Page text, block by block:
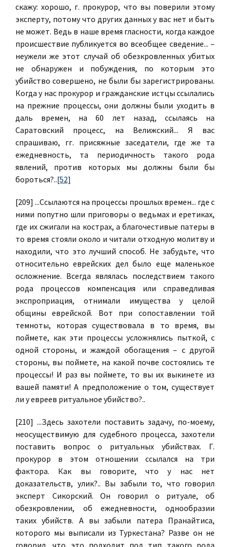
скажу: хорошо, г. прокурор, что вы поверили этому
эксперту, потому что других данных у вас нет и быть
не может. Ведь в наше время гласности, когда каждое
происшествие публикуется во всеобщее сведение... –
неужели же этот случай об обезкровленных убитых
не обнаружен и побуждения, по которым это
убийство совершено, не были бы зарегистрированы.
Когда у нас прокурор и гражданские истцы ссылались
на прежние процессы, они должны были уходить в
даль времен, на 60 лет назад, ссылаясь на
Саратовский процесс, на Велижский... Я вас
спрашиваю, гг. присяжные заседатели, где же та
ежедневность, та периодичность такого рода
явлений, против которых мы должны были бы
бороться?..[52]
[209] ...Ссылаются на процессы прошлых времен... где с
ними попутно шли приговоры о ведьмах и еретиках,
где их сжигали на кострах, а благочестивые патеры в
то время стояли около и читали отходную молитву и
находили, что это лучший способ. Не забудьте, что
относительно еврейских дел было еще маленькое
осложнение. Всегда являлась последствием такого
рода процессов компенсация или справедливая
экспроприация, отнимали имущества у целой
общины еврейской. Вот при сопоставлении той
темноты, которая существовала в то время, вы
поймете, как эти процессы усложнялись пыткой, с
одной стороны, и жаждой обогащения – с другой
стороны, вы поймете, на какой почве состоялись те
процессы! И раз вы поймете, то вы их выкинете из
вашей памяти! А предположение о том, существует
ли у евреев ритуальное убийство?..
[210] ...Здесь захотели поставить задачу, по-моему,
неосуществимую для судебного процесса, захотели
поставить вопрос о ритуальных убийствах. Г.
прокурор в этом отношении ссылался на три
фактора. Как вы говорите, что у нас нет
доказательств, улик?.. Вы забыли то, что говорил
эксперт Сикорский. Он говорил о ритуале, об
обезкровлении, об ежедневности, однообразии
таких убийств. А вы забыли патера Пранайтиса,
которого мы выписали из Туркестана? Разве он не
говорил, что это подходит под тип такого рода